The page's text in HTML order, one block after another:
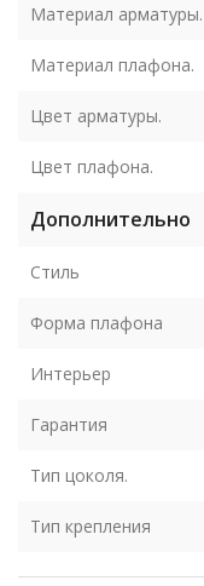
Материал арматуры.
Материал плафона.
Цвет арматуры.
Цвет плафона.
Дополнительно
Стиль
Форма плафона
Интерьер
Гарантия
Тип цоколя.
Тип крепления